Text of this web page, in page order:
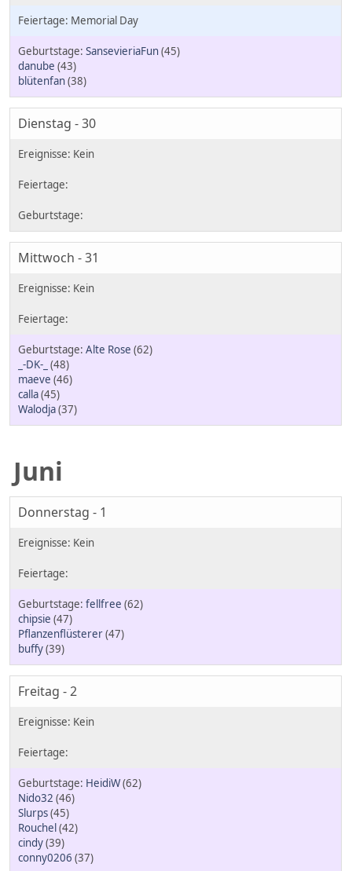
Memorial Day
SansevieriaFun(45)
danube (43)
blütenfan(38)
Dienstag - 30
Mittwoch - 31
Alte Rose (62)
_-DK-_ (48)
maeve (46)
calla(45)
Walodja(37)
Juni
Donnerstag - 1
fellfree (62)
chipsie (47)
Pflanzenflüsterer(47)
buffy(39)
Freitag - 2
HeidiW(62)
Nido32 (46)
Slurps(45)
Rouchel(42)
cindy(39)
conny0206 (37)